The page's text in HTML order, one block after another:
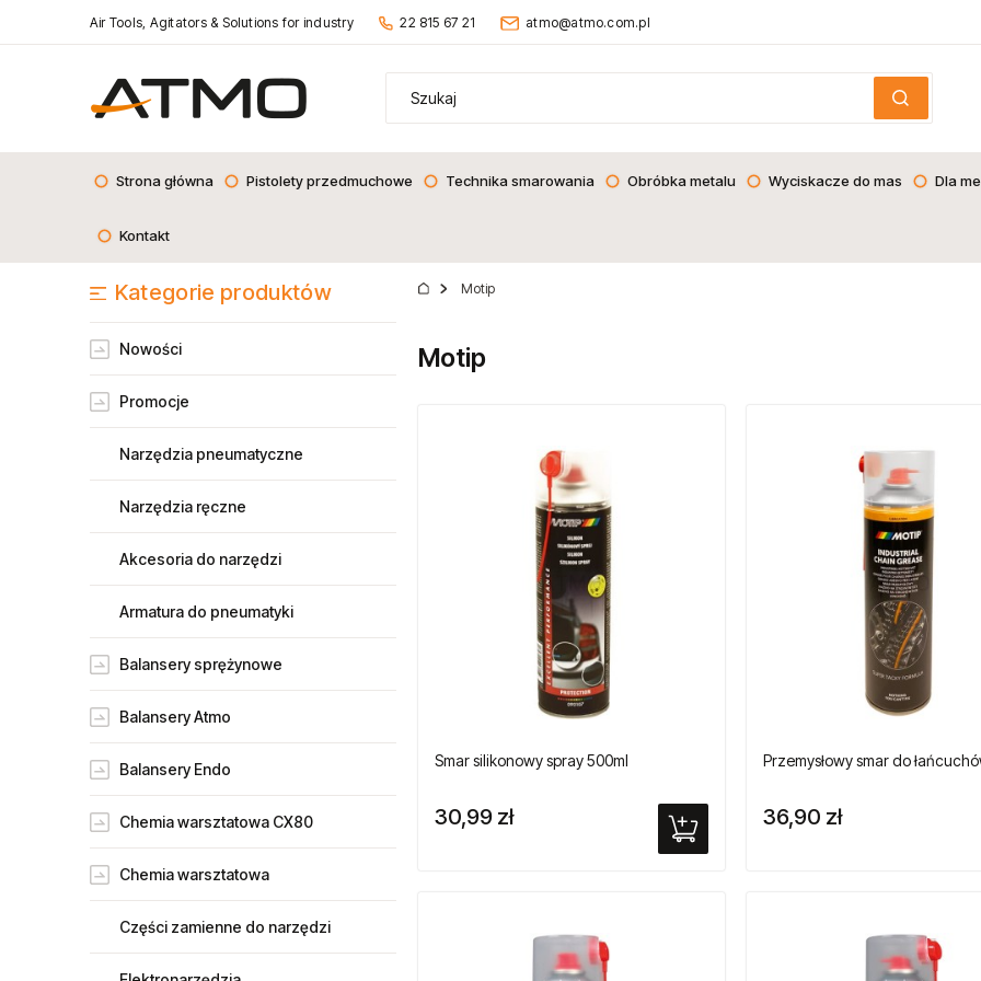
Air Tools, Agitators & Solutions for industry 22 815 67 21 atmo@atmo.com.pl
Strona główna Pistolety przedmuchowe Technika smarowania Obróbka metalu Wyciskacze do mas Dla
Kontakt
Kategorie produktów
Narzędzia pneumatyczne
Narzędzia ręczne
Akcesoria do narzędzi
Armatura do pneumatyki
Balansery sprężynowe
Balansery Atmo
Balansery Endo
Chemia warsztatowa CX80
Chemia warsztatowa
Części zamienne do narzędzi
Nowości
Promocje
Motip
Motip
Smar silikonowy spray 500ml
30,99 zł
Przemysłowy smar do
36,90 zł